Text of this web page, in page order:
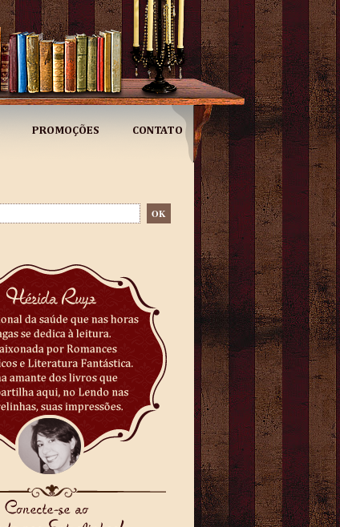
PROMOÇÕES CONTATO